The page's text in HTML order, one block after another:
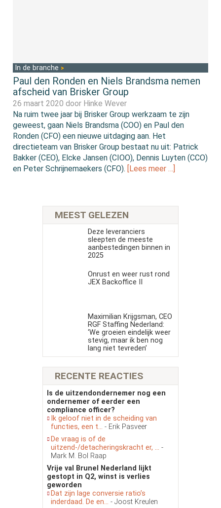
In de branche
Paul den Ronden en Niels Brandsma nemen
afscheid van Brisker Group
26 maart 2020 door Hinke Wever
Na ruim twee jaar bij Brisker Group werkzaam te zijn
geweest, gaan Niels Brandsma (COO) en Paul den
Ronden (CFO) een nieuwe uitdaging aan. Het
directieteam van Brisker Group bestaat nu uit: Patrick
Bakker (CEO), Elcke Jansen (CIOO), Dennis Luyten (CCO)
en Peter Schrijnemaekers (CFO). [Lees meer …]
MEEST GELEZEN
Deze leveranciers
sleepten de meeste
aanbestedingen binnen in
2025
Onrust en weer rust rond
JEX Backoffice II
Maximilian Krijgsman, CEO
RGF Staffing Nederland:
‘We groeien eindelijk weer
stevig, maar ik ben nog
lang niet tevreden’
RECENTE REACTIES
Is de uitzendondernemer nog een
ondernemer of eerder een
compliance officer?
Ik geloof niet in de scheiding van
functies, een t... - Erik Pasveer
De vraag is of de
uitzend-/detacheringskracht er, ... -
Mark M. Bol Raap
Vrije val Brunel Nederland lijkt
gestopt in Q2, winst is verlies
geworden
Dat zijn lage conversie ratio’s
inderdaad. De en... - Joost Kreulen